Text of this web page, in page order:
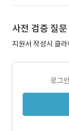
사전 검증 질문
지원서 작성시 클
로그